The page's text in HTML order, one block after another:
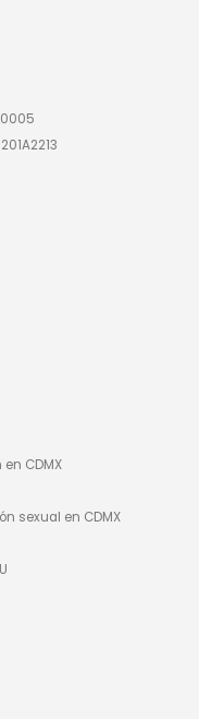
0005
CDMX
sexual en CDMX